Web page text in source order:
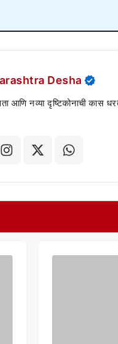
Desha
आणि नव्या दृष्टिकोनाची कास